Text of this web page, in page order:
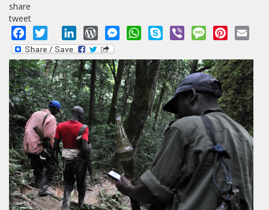
share
tweet
Facebook
Twitter LinkedInWordPressMessengerWhatsApp
Skype Viber MessagePinterest